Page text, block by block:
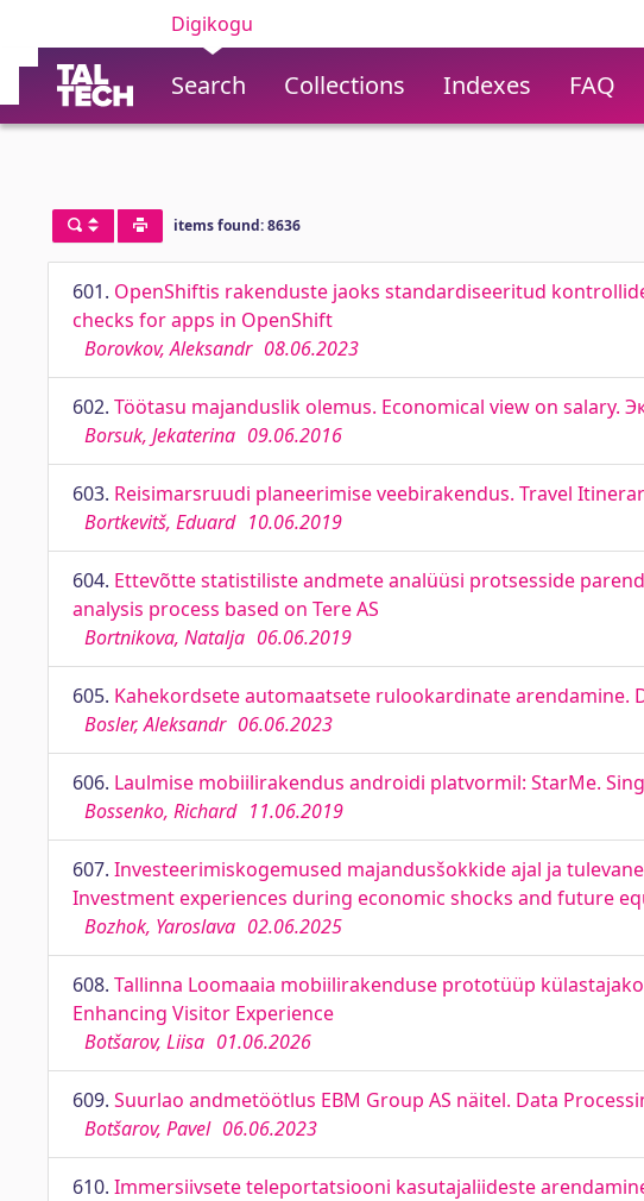
Digikogu
Search Collections Indexes FAQ
items found: 8636
601. OpenShiftis rakenduste jaoks standardiseeritud
checks for apps in OpenShift
Borovkov, Aleksandr 08.06.2023
602. Töötasu majanduslik olemus. Economical view on salary.
Borsuk, Jekaterina 09.06.2016
603. Reisimarsruudi planeerimise veebirakendus. Travel
Bortkevitš, Eduard 10.06.2019
604. Ettevõtte statistiliste andmete analüüsi protsesside
analysis process based on Tere AS
Bortnikova, Natalja 06.06.2019
605. Kahekordsete automaatsete rulookardinate
Bosler, Aleksandr 06.06.2023
606. Laulmise mobiilirakendus androidi platvormil: StarMe.
Bossenko, Richard 11.06.2019
607. Investeerimiskogemused majandusšokkide ajal ja
Investment experiences during economic shocks and future
Bozhok, Yaroslava 02.06.2025
608. Tallinna Loomaaia mobiilirakenduse prototüüp
Enhancing Visitor Experience
Botšarov, Liisa 01.06.2026
609. Suurlao andmetöötlus EBM Group AS näitel. Data
Botšarov, Pavel 06.06.2023
610. Immersiivsete teleportatsiooni kasutajaliideste